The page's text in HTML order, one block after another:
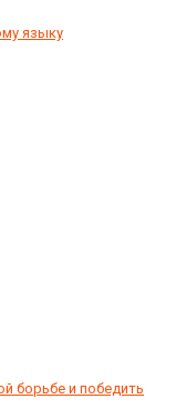
языку
борьбе и победить